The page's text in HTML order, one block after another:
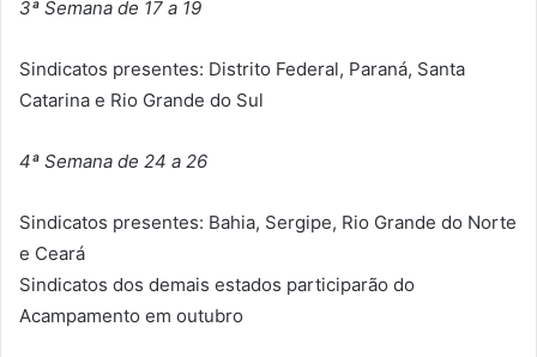
3ª Semana de 17 a 19
Sindicatos presentes: Distrito Federal, Paraná, Santa
Catarina e Rio Grande do Sul
4ª Semana de 24 a 26
Sindicatos presentes: Bahia, Sergipe, Rio Grande do Norte
e Ceará
Sindicatos dos demais estados participarão do
Acampamento em outubro